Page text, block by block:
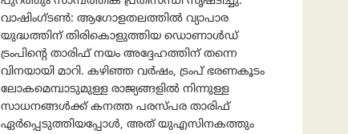
വാഷിംഗ്ടണ്‍: ആഗോളതലത്തിൽ വ്യാപാര
യുദ്ധത്തിന് തിരികൊളുത്തിയ ഡൊണാൾഡ്
ട്രംപിന്റെ താരിഫ് നയം അദ്ദേഹത്തിന് തന്നെ
വിനയായി മാറി. കഴിഞ്ഞ വർഷം, ട്രംപ് ഭരണകൂടം
ലോകമെമ്പാടുമുള്ള രാജ്യങ്ങളിൽ നിന്നുള്ള
സാധനങ്ങൾക്ക് കനത്ത പരസ്പര താരിഫ്
ഏർപ്പെടുത്തിയപ്പോൾ, അത് യുഎസിനകത്തും